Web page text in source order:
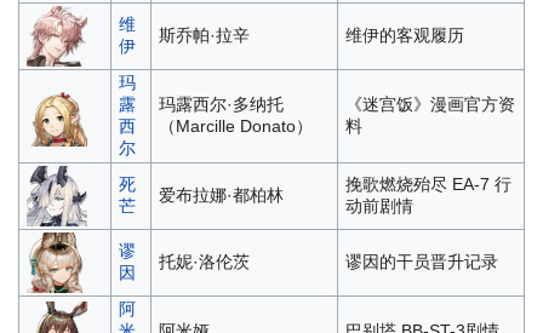
维
伊
斯乔帕·拉辛 维伊的客观履历
玛
露
西
尔
玛露西尔·多纳托
（Marcille Donato）
《迷宫饭》漫画官方资
料
死
芒
爱布拉娜·都柏林
挽歌燃烧殆尽 EA-7 行
动前剧情
谬
因
托妮·洛伦茨 谬因的干员晋升记录
阿